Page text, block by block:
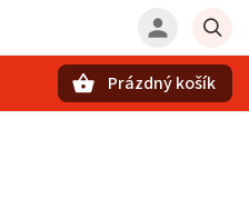
Prázdný košík